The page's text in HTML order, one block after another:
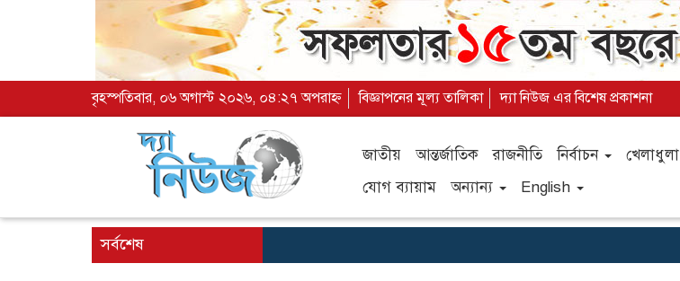
বৃহস্পতিবার, ০৬ অগাস্ট ২০২৬, ০৪:২৭ অপরাহ্ন বিজ্ঞাপনের মূল্য তালিকা দ্যা নিউজ এর বিশেষ প্রকাশনা
জাতীয় আন্তর্জাতিক রাজনীতি নির্বাচন খেলাধুলা
যোগ ব্যায়াম
অন্যান্য English
সর্বশেষ